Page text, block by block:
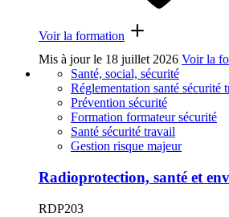
Voir la formation
Mis à jour le 18 juillet 2026 Voir la
Santé, social, sécurité
Réglementation santé sécurité
Prévention sécurité
Formation formateur sécurité
Santé sécurité travail
Gestion risque majeur
Radioprotection, santé et
RDP203